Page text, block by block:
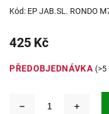
Kód: EP JAB.SL. RONDO
425 Kč
PŘEDOBJEDNÁVKA (>5